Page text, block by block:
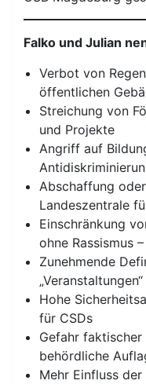
Falko und Julian
Verbot von
öffentlichen
Streichung von
und Projekte
Angriff auf
Abschaffung
Landeszentrale
Einschränkung
ohne Rassismus
Zunehmende
Hohe
für CSDs
Gefahr
behördliche
Mehr Einfluss